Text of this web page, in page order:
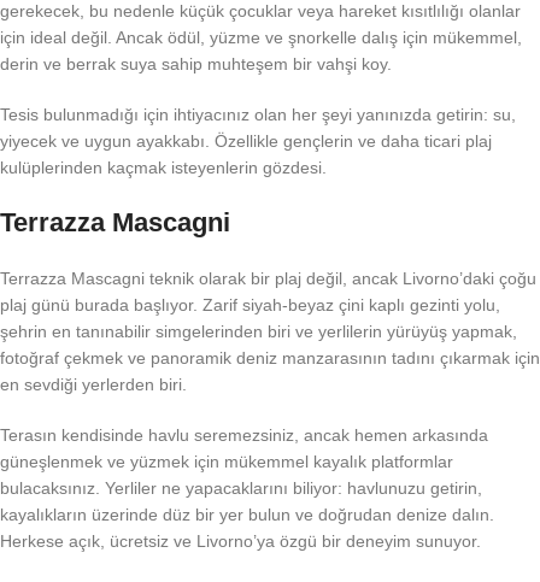
gerekecek, bu nedenle küçük çocuklar veya hareket kısıtlılığı olanlar
için ideal değil. Ancak ödül, yüzme ve şnorkelle dalış için mükemmel,
derin ve berrak suya sahip muhteşem bir vahşi koy.
Tesis bulunmadığı için ihtiyacınız olan her şeyi yanınızda getirin: su,
yiyecek ve uygun ayakkabı. Özellikle gençlerin ve daha ticari plaj
kulüplerinden kaçmak isteyenlerin gözdesi.
Terrazza Mascagni
Terrazza Mascagni teknik olarak bir plaj değil, ancak Livorno’daki çoğu
plaj günü burada başlıyor. Zarif siyah-beyaz çini kaplı gezinti yolu,
şehrin en tanınabilir simgelerinden biri ve yerlilerin yürüyüş yapmak,
fotoğraf çekmek ve panoramik deniz manzarasının tadını çıkarmak için
en sevdiği yerlerden biri.
Terasın kendisinde havlu seremezsiniz, ancak hemen arkasında
güneşlenmek ve yüzmek için mükemmel kayalık platformlar
bulacaksınız. Yerliler ne yapacaklarını biliyor: havlunuzu getirin,
kayalıkların üzerinde düz bir yer bulun ve doğrudan denize dalın.
Herkese açık, ücretsiz ve Livorno’ya özgü bir deneyim sunuyor.